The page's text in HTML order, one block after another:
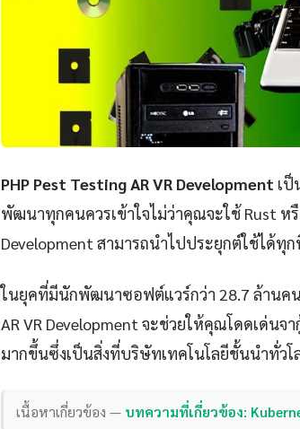
PHP Pest Testing AR VR Development เ
พัฒนาทุกคนควรเข้าใจไม่ว่าคุณจะใช้ Rust ห
Development สามารถนำไปประยุกต์ใช้ได้ทุก
ในยุคที่มีนักพัฒนาซอฟต์แวร์กว่า 28.7 ล้านคน
AR VR Development จะช่วยให้คุณโดดเด่น
มากขึ้นซึ่งเป็นสิ่งที่บริษัทเทคโนโลยีชั้นนำทั่ว
เนื้อหาเกี่ยวข้อง — บทความที่เกี่ยวข้อง: